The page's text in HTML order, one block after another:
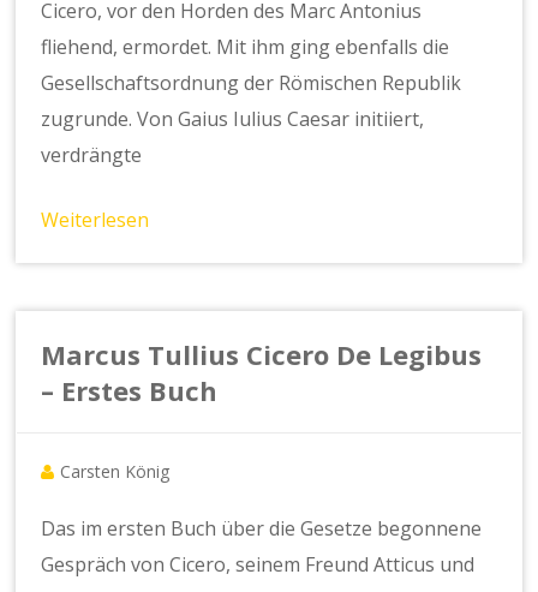
Cicero, vor den Horden des Marc Antonius
fliehend, ermordet. Mit ihm ging ebenfalls die
Gesellschaftsordnung der Römischen Republik
zugrunde. Von Gaius Iulius Caesar initiiert,
verdrängte
Weiterlesen
Marcus Tullius Cicero De Legibus
– Erstes Buch
Carsten König
Das im ersten Buch über die Gesetze begonnene
Gespräch von Cicero, seinem Freund Atticus und